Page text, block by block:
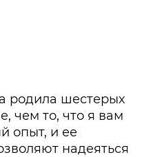
родила шестерых
чем то, что я вам
опыт, и ее
надеяться